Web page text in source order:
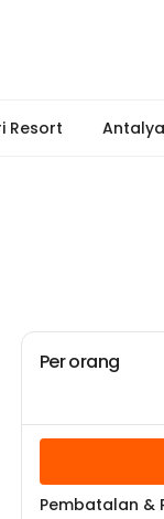
Resort Antalya
Per orang
Pembatalan &